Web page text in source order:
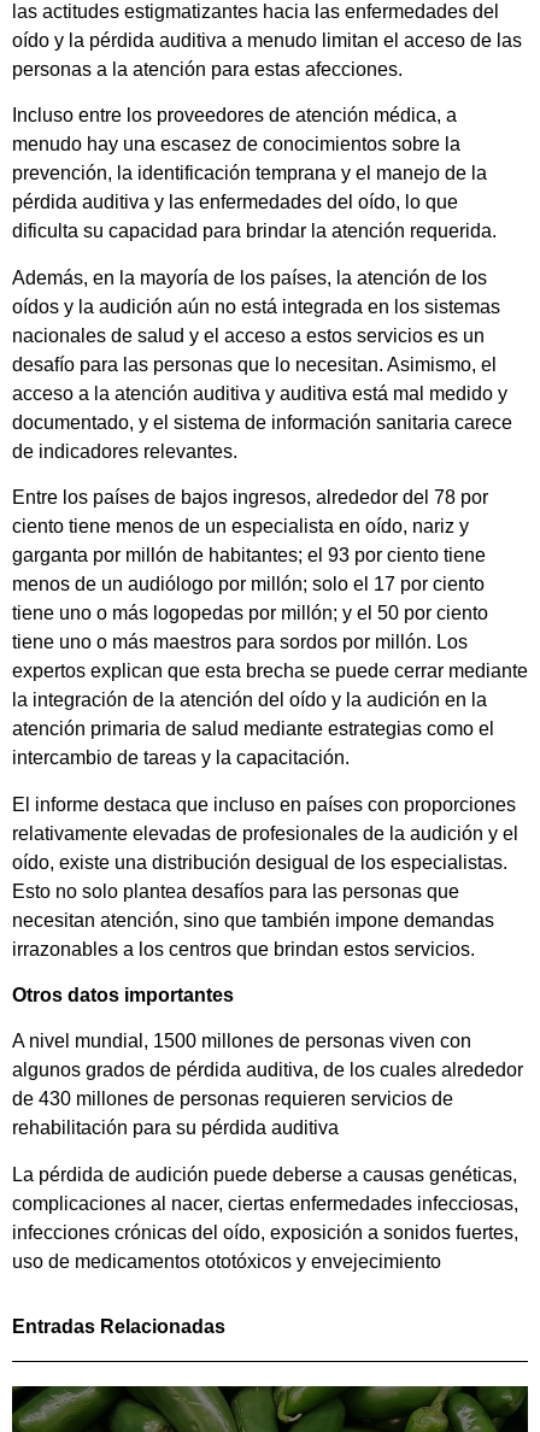
las actitudes estigmatizantes hacia las enfermedades del
oído y la pérdida auditiva a menudo limitan el acceso de las
personas a la atención para estas afecciones.
Incluso entre los proveedores de atención médica, a
menudo hay una escasez de conocimientos sobre la
prevención, la identificación temprana y el manejo de la
pérdida auditiva y las enfermedades del oído, lo que
dificulta su capacidad para brindar la atención requerida.
Además, en la mayoría de los países, la atención de los
oídos y la audición aún no está integrada en los sistemas
nacionales de salud y el acceso a estos servicios es un
desafío para las personas que lo necesitan. Asimismo, el
acceso a la atención auditiva y auditiva está mal medido y
documentado, y el sistema de información sanitaria carece
de indicadores relevantes.
Entre los países de bajos ingresos, alrededor del 78 por
ciento tiene menos de un especialista en oído, nariz y
garganta por millón de habitantes; el 93 por ciento tiene
menos de un audiólogo por millón; solo el 17 por ciento
tiene uno o más logopedas por millón; y el 50 por ciento
tiene uno o más maestros para sordos por millón. Los
expertos explican que esta brecha se puede cerrar mediante
la integración de la atención del oído y la audición en la
atención primaria de salud mediante estrategias como el
intercambio de tareas y la capacitación.
El informe destaca que incluso en países con proporciones
relativamente elevadas de profesionales de la audición y el
oído, existe una distribución desigual de los especialistas.
Esto no solo plantea desafíos para las personas que
necesitan atención, sino que también impone demandas
irrazonables a los centros que brindan estos servicios.
Otros datos importantes
A nivel mundial, 1500 millones de personas viven con
algunos grados de pérdida auditiva, de los cuales alrededor
de 430 millones de personas requieren servicios de
rehabilitación para su pérdida auditiva
La pérdida de audición puede deberse a causas genéticas,
complicaciones al nacer, ciertas enfermedades infecciosas,
infecciones crónicas del oído, exposición a sonidos fuertes,
uso de medicamentos ototóxicos y envejecimiento
Entradas Relacionadas